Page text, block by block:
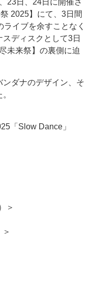
23日、24日に開催さ
2025】にて、3日間
イブを余すことなく
ディスクとして3日
未来祭】の裏側に迫
ダナのデザイン、そ
「Slow Dance」
＞